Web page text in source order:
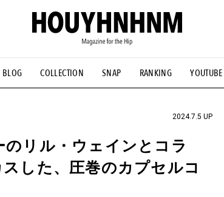
BLOG COLLECTION SNAP RANKING YOUTUBE
着サミット #NEW VINTAGE #マイナーグッド図鑑
IT #AH.H #ととけん #FASHION #MUSIC
2024.7.5 UP
リル・ウェインとコラ
した、圧巻のカプセルコ